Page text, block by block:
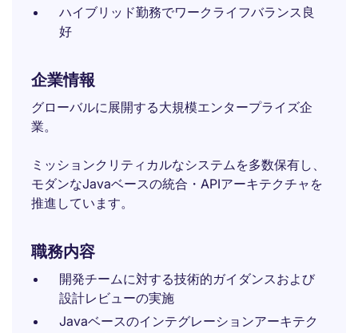
ハイブリッド勤務でワークライフバランス良
好
企業情報
グローバルに展開する大規模エンタープライズ企
業。
ミッションクリティカルなシステムを多数保有し、
モダンなJavaベースの統合・APIアーキテクチャを
推進しています。
職務内容
開発チームに対する技術的ガイダンスおよび
設計レビューの実施
Javaベースのインテグレーションアーキテク